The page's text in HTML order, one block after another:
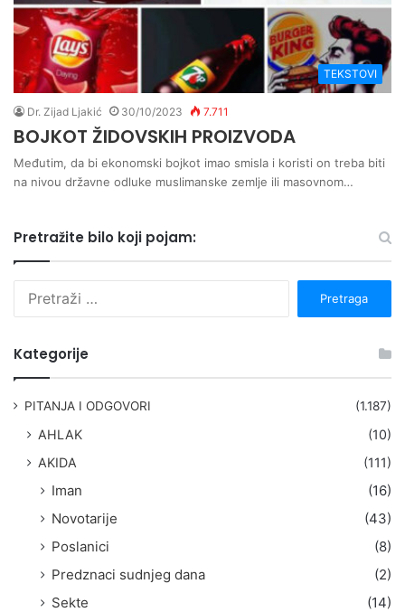
TEKSTOVI
Dr. Zijad Ljakić 30/10/2023 7.711
BOJKOT ŽIDOVSKIH PROIZVODA
Međutim, da bi ekonomski bojkot imao smisla i koristi on treba biti
na nivou državne odluke muslimanske zemlje ili masovnom…
Pretražite bilo koji pojam:
Kategorije
PITANJA I ODGOVORI (1.187)
AHLAK
(10)
AKIDA
(111)
Iman
(16)
Novotarije
(43)
Poslanici
(8)
Predznaci sudnjeg dana
(2)
Sekte
(14)